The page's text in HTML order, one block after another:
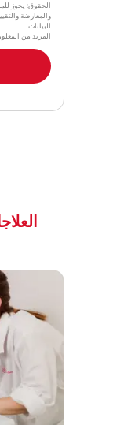
الحقوق: يجوز
والمعارضة
البيانات.
المزيد من